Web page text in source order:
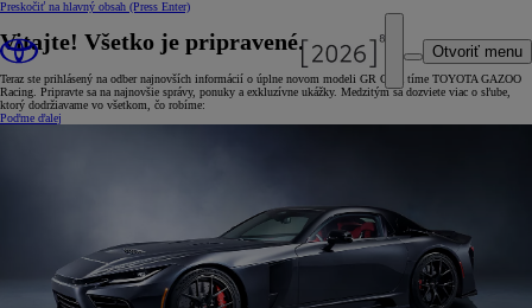
Preskočiť na hlavný obsah (Press Enter)
Otvoriť menu
Vitajte! Všetko je pripravené.
Teraz ste prihlásený na odber najnovších informácií o úplne novom modeli GR GT a tíme TOYOTA GAZOO
Racing. Pripravte sa na najnovšie správy, ponuky a exkluzívne ukážky. Medzitým sa dozviete viac o sľube,
ktorý dodržiavame vo všetkom, čo robíme:
Poďme ďalej